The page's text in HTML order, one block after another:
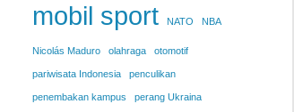
mobil sport NATO NBA
Nicolás Maduro olahraga otomotif
pariwisata Indonesia penculikan
penembakan kampus perang Ukraina